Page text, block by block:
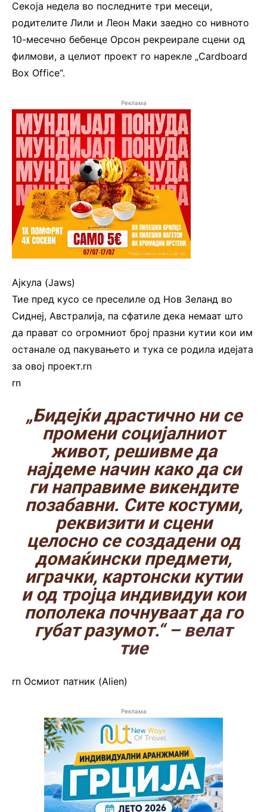
Секоја недела во последните три месеци,
родителите Лили и Леон Маки заедно со нивното
10-месечно бебенце Орсон рекреирале сцени од
филмови, а целиот проект го нарекле „Cardboard
Box Office“.
Реклама
Ајкула (Jaws)
Тие пред кусо се преселиле од Нов Зеланд во
Сиднеј, Австралија, па сфатиле дека немаат што
да прават со огромниот број празни кутии кои им
останале од пакувањето и тука се родила идејата
за овој проект.rn
rn
„Бидејќи драстично ни се
промени социјалниот
живот, решивме да
најдеме начин како да си
ги направиме викендите
позабавни. Сите костуми,
реквизити и сцени
целосно се создадени од
домаќински предмети,
играчки, картонски кутии
и од тројца индивидуи кои
пополека почнуваат да го
губат разумот.“– велат
тие
rn Осмиот патник (Alien)
Реклама